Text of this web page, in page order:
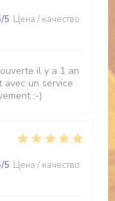
/5 Цена / качество
il y a 1 an
avec un service
:-)
/5 Цена / качество